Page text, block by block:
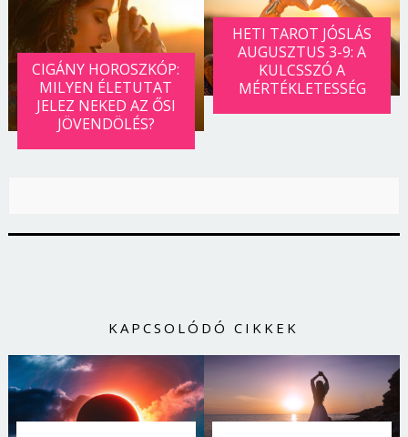
CIGÁNY HOROSZKÓP:
MILYEN ÉLETUTAT
JELEZ NEKED AZ ŐSI
JÖVENDÖLÉS?
HETI TAROT JÓSLÁS
AUGUSZTUS 3-9: A
KULCSSZÓ A
MÉRTÉKLETESSÉG
KAPCSOLÓDÓ CIKKEK